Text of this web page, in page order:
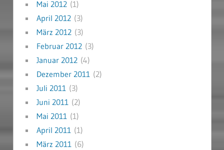
Mai 2012(1)
April 2012(3)
März 2012(3)
Februar 2012(3)
Januar 2012(4)
Dezember 2011(2)
Juli 2011(3)
Juni 2011(2)
Mai 2011(1)
April 2011(1)
März 2011(6)